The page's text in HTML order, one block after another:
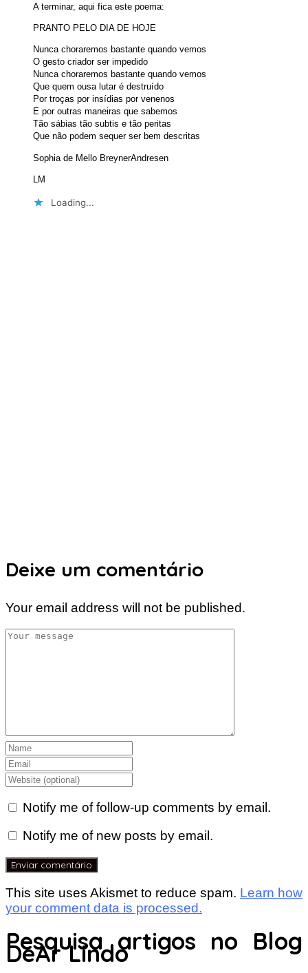
A terminar, aqui fica este poema:
PRANTO PELO DIA DE HOJE
Nunca choraremos bastante quando vemos
O gesto criador ser impedido
Nunca choraremos bastante quando vemos
Que quem ousa lutar é destruído
Por troças por insídias por venenos
E por outras maneiras que sabemos
Tão sábias tão subtis e tão peritas
Que não podem sequer ser bem descritas
Sophia de Mello BreynerAndresen
LM
Loading...
Deixe um comentário
Your email address will not be published.
Notify me of follow-up comments by email.
Notify me of new posts by email.
This site uses Akismet to reduce spam. Learn how
your comment data is processed.
Pesquisa artigos no Blog
DeAr Lindo